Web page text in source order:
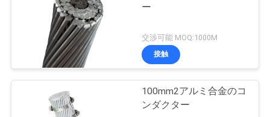
ー
交渉可能 MOQ:1000M
接触
100mm2アルミ合金のコ
ンダクター